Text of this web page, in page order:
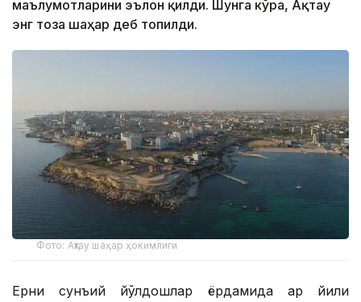
маълумотларини эълон қилди. Шунга кўра, Ақтау
энг тоза шаҳар деб топилди.
Фото: Ақтау шаҳар ҳокимлиги
Ерни сунъий йўлдошлар ёрдамида ҳар йили